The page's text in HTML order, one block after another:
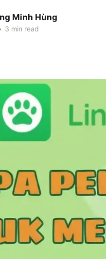
Minh Hùng
3 min read